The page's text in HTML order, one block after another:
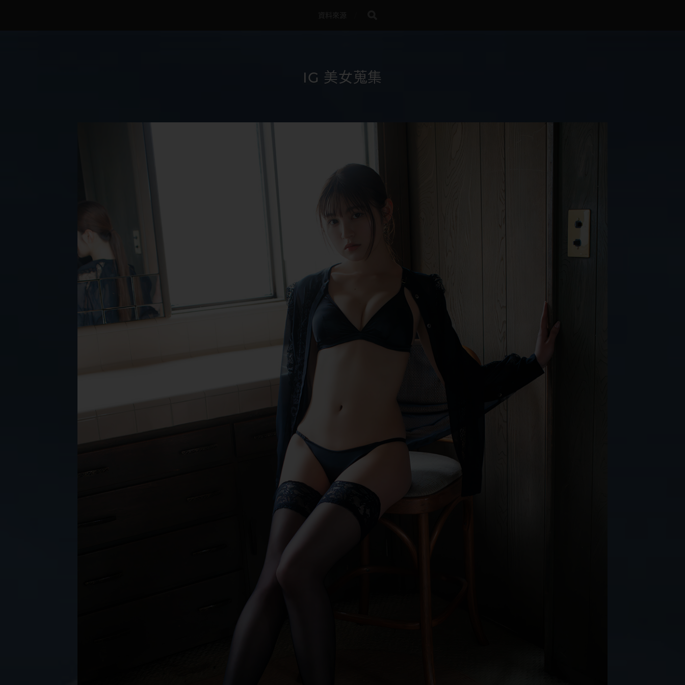
資料來源
IG 美女蒐集